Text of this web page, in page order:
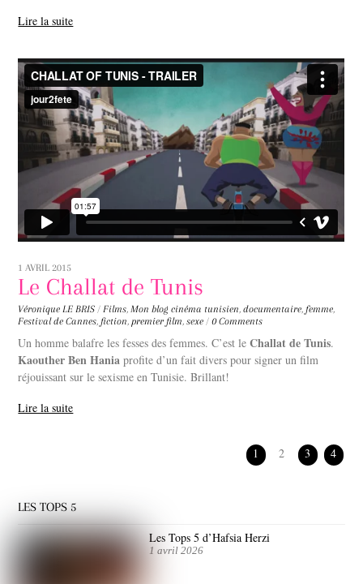
Lire la suite
1 AVRIL 2015
Le Challat de Tunis
Véronique LE BRIS / Films,Mon blog cinéma tunisien,documentaire, femme,
Festival de Cannes, fiction,premier film,sexe / 0 Comments
Un homme balafre les fesses des femmes. C’est leChallat de Tunis.
Kaouther Ben Hania profite d’un fait divers pour signer un film
réjouissant sur le sexisme en Tunisie. Brillant!
Lire la suite
1 2 3 4
LES TOPS 5
Les Tops 5 d’Hafsia Herzi
1 avril 2026